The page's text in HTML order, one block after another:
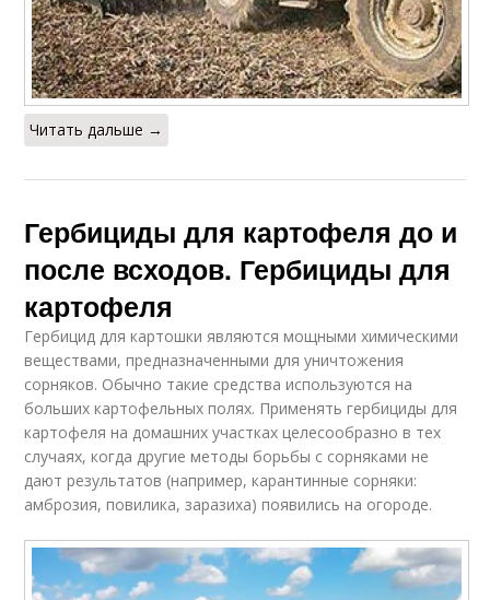
Читать дальше →
Гербициды для картофеля до и
после всходов. Гербициды для
картофеля
Гербицид для картошки являются мощными химическими
веществами, предназначенными для уничтожения
сорняков. Обычно такие средства используются на
больших картофельных полях. Применять гербициды для
картофеля на домашних участках целесообразно в тех
случаях, когда другие методы борьбы с сорняками не
дают результатов (например, карантинные сорняки:
амброзия, повилика, заразиха) появились на огороде.